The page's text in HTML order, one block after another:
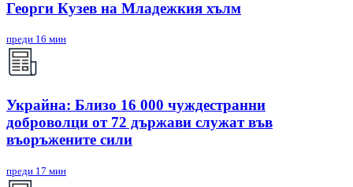
Георги Кузев на Младежкия хълм
преди 16 мин
Украйна: Близо 16 000 чуждестранни
доброволци от 72 държави служат във
въоръжените сили
преди 17 мин